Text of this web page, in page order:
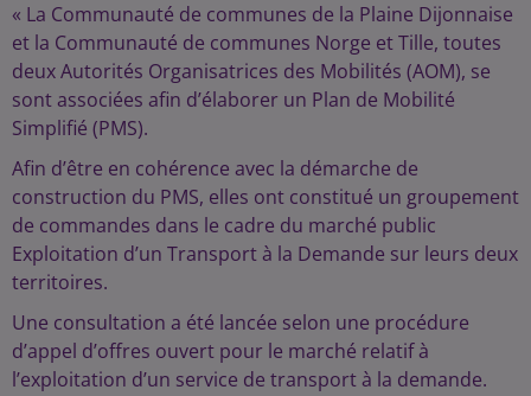
« La Communauté de communes de la Plaine Dijonnaise
et la Communauté de communes Norge et Tille, toutes
deux Autorités Organisatrices des Mobilités (AOM), se
sont associées afin d’élaborer un Plan de Mobilité
Simplifié (PMS).
Afin d’être en cohérence avec la démarche de
construction du PMS, elles ont constitué un groupement
de commandes dans le cadre du marché public
Exploitation d’un Transport à la Demande sur leurs deux
territoires.
Une consultation a été lancée selon une procédure
d’appel d’offres ouvert pour le marché relatif à
l’exploitation d’un service de transport à la demande.